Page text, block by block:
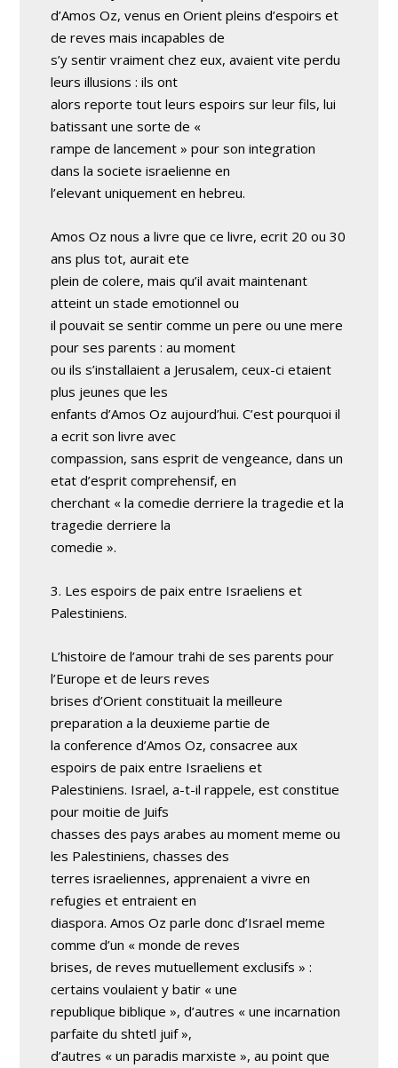
d’Amos Oz, venus en Orient pleins d’espoirs et
de reves mais incapables de
s’y sentir vraiment chez eux, avaient vite perdu
leurs illusions : ils ont
alors reporte tout leurs espoirs sur leur fils, lui
batissant une sorte de «
rampe de lancement » pour son integration
dans la societe israelienne en
l’elevant uniquement en hebreu.
Amos Oz nous a livre que ce livre, ecrit 20 ou 30
ans plus tot, aurait ete
plein de colere, mais qu’il avait maintenant
atteint un stade emotionnel ou
il pouvait se sentir comme un pere ou une mere
pour ses parents : au moment
ou ils s’installaient a Jerusalem, ceux-ci etaient
plus jeunes que les
enfants d’Amos Oz aujourd’hui. C’est pourquoi il
a ecrit son livre avec
compassion, sans esprit de vengeance, dans un
etat d’esprit comprehensif, en
cherchant « la comedie derriere la tragedie et la
tragedie derriere la
comedie ».
3. Les espoirs de paix entre Israeliens et
Palestiniens.
L’histoire de l’amour trahi de ses parents pour
l’Europe et de leurs reves
brises d’Orient constituait la meilleure
preparation a la deuxieme partie de
la conference d’Amos Oz, consacree aux
espoirs de paix entre Israeliens et
Palestiniens. Israel, a-t-il rappele, est constitue
pour moitie de Juifs
chasses des pays arabes au moment meme ou
les Palestiniens, chasses des
terres israeliennes, apprenaient a vivre en
refugies et entraient en
diaspora. Amos Oz parle donc d’Israel meme
comme d’un « monde de reves
brises, de reves mutuellement exclusifs » :
certains voulaient y batir « une
republique biblique », d’autres « une incarnation
parfaite du shtetl juif »,
d’autres « un paradis marxiste », au point que